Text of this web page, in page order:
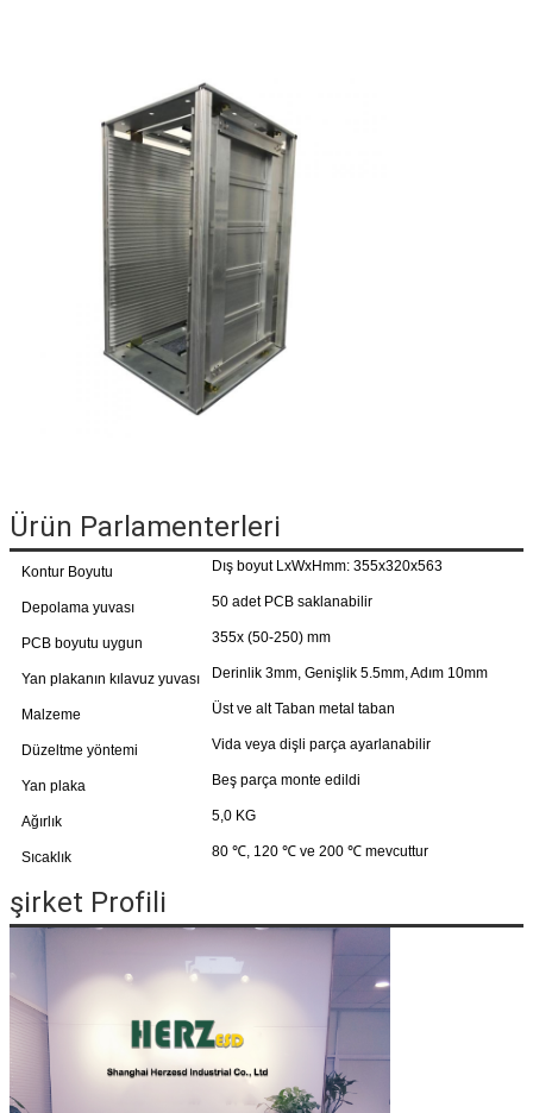
Ürün Parlamenterleri
Kontur Boyutu Dış boyut LxWxHmm: 355x320x563
Depolama yuvası 50 adet PCB saklanabilir
PCB boyutu uygun 355x (50-250) mm
Yan plakanın kılavuz yuvası Derinlik 3mm, Genişlik 5.5mm, Adım 10mm
Malzeme Üst ve alt Taban metal taban
Düzeltme yöntemi Vida veya dişli parça ayarlanabilir
Yan plaka Beş parça monte edildi
Ağırlık 5,0 KG
Sıcaklık 80 ℃, 120 ℃ ve 200 ℃ mevcuttur
şirket Profili